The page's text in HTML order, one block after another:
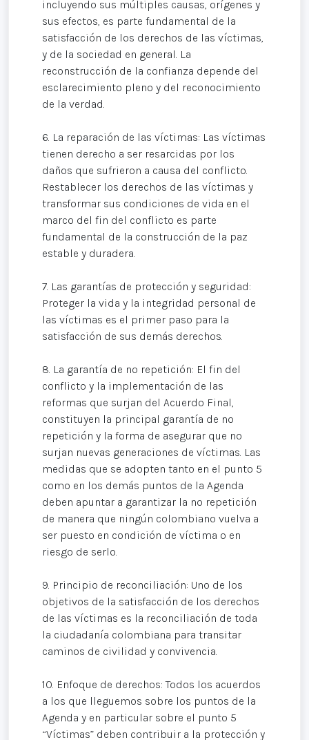
incluyendo sus múltiples causas, orígenes y
sus efectos, es parte fundamental de la
satisfacción de los derechos de las víctimas,
y de la sociedad en general. La
reconstrucción de la confianza depende del
esclarecimiento pleno y del reconocimiento
de la verdad.
6. La reparación de las víctimas: Las víctimas
tienen derecho a ser resarcidas por los
daños que sufrieron a causa del conflicto.
Restablecer los derechos de las víctimas y
transformar sus condiciones de vida en el
marco del fin del conflicto es parte
fundamental de la construcción de la paz
estable y duradera.
7. Las garantías de protección y seguridad:
Proteger la vida y la integridad personal de
las víctimas es el primer paso para la
satisfacción de sus demás derechos.
8. La garantía de no repetición: El fin del
conflicto y la implementación de las
reformas que surjan del Acuerdo Final,
constituyen la principal garantía de no
repetición y la forma de asegurar que no
surjan nuevas generaciones de víctimas. Las
medidas que se adopten tanto en el punto 5
como en los demás puntos de la Agenda
deben apuntar a garantizar la no repetición
de manera que ningún colombiano vuelva a
ser puesto en condición de víctima o en
riesgo de serlo.
9. Principio de reconciliación: Uno de los
objetivos de la satisfacción de los derechos
de las víctimas es la reconciliación de toda
la ciudadanía colombiana para transitar
caminos de civilidad y convivencia.
10. Enfoque de derechos: Todos los acuerdos
a los que lleguemos sobre los puntos de la
Agenda y en particular sobre el punto 5
“Víctimas” deben contribuir a la protección y